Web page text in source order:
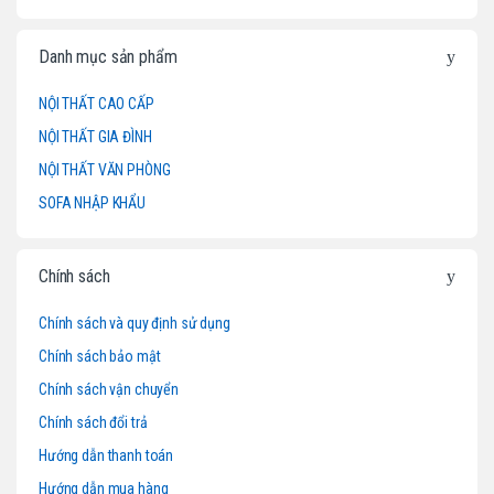
Danh mục sản phẩm
NỘI THẤT CAO CẤP
NỘI THẤT GIA ĐÌNH
NỘI THẤT VĂN PHÒNG
SOFA NHẬP KHẨU
Chính sách
Chính sách và quy định sử dụng
Chính sách bảo mật
Chính sách vận chuyển
Chính sách đổi trả
Hướng dẫn thanh toán
Hướng dẫn mua hàng